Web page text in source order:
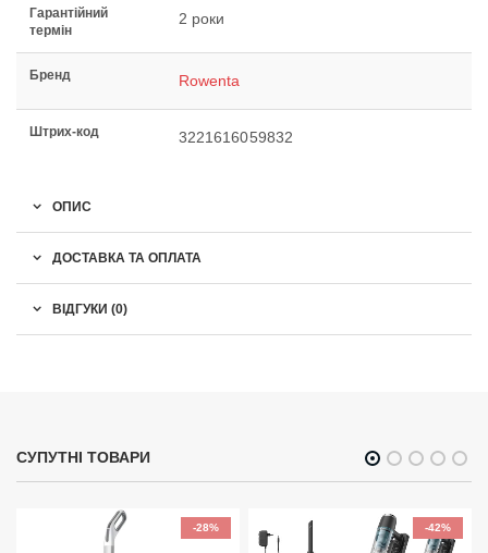
Гарантійний
термін
2 роки
Бренд Rowenta
Штрих-код 3221616059832
ОПИС
ДОСТАВКА ТА ОПЛАТА
ВІДГУКИ (0)
СУПУТНІ ТОВАРИ
-28% -42%